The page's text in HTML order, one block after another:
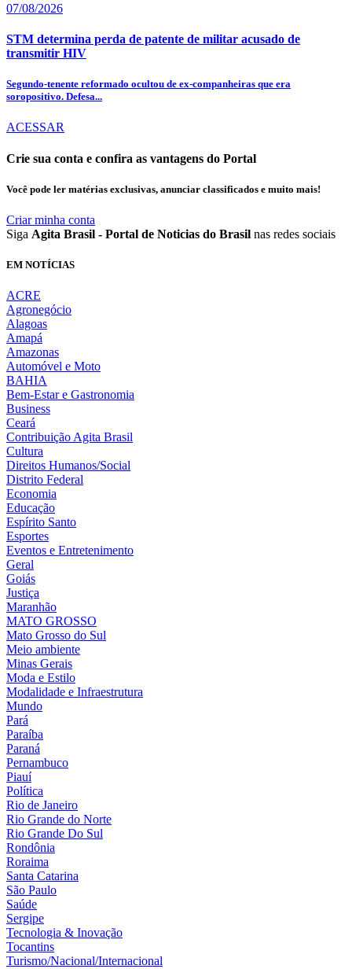
07/08/2026
STM determina perda de patente de militar acusado de
transmitir HIV
Segundo-tenente reformado ocultou de ex-companheiras que era
soropositivo. Defesa...
ACESSAR
Crie sua conta e confira as vantagens do Portal
Você pode ler matérias exclusivas, anunciar classificados e muito mais!
Criar minha conta
Siga Agita Brasil - Portal de Noticias do Brasil nas redes sociais
EM NOTÍCIAS
ACRE
Agronegócio
Alagoas
Amapá
Amazonas
Automóvel e Moto
BAHIA
Bem-Estar e Gastronomia
Business
Ceará
Contribuição Agita Brasil
Cultura
Direitos Humanos/Social
Distrito Federal
Economia
Educação
Espírito Santo
Esportes
Eventos e Entretenimento
Geral
Goiás
Justiça
Maranhão
MATO GROSSO
Mato Grosso do Sul
Meio ambiente
Minas Gerais
Moda e Estilo
Modalidade e Infraestrutura
Mundo
Pará
Paraíba
Paraná
Pernambuco
Piauí
Política
Rio de Janeiro
Rio Grande do Norte
Rio Grande Do Sul
Rondônia
Roraima
Santa Catarina
São Paulo
Saúde
Sergipe
Tecnologia & Inovação
Tocantins
Turismo/Nacional/Internacional